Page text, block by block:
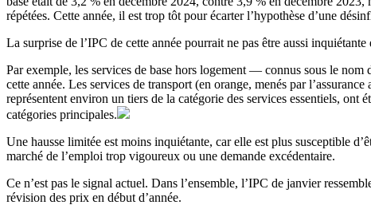
répétées. Cette année, il est trop tôt pour écarter l’hypothèse d’une
La surprise de l’IPC de cette année pourrait ne pas être aussi inquiétante
Par exemple, les services de base hors logement — connus sous le
cette année. Les services de transport (en orange, menés par
représentent environ un tiers de la catégorie des services essentiels, ont
catégories principales.
Une hausse limitée est moins inquiétante, car elle est plus susceptible
marché de l’emploi trop vigoureux ou une demande excédentaire.
Ce n’est pas le signal actuel. Dans l’ensemble, l’IPC de janvier
révision des prix en début d’année.